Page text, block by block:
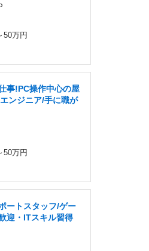
50万円
事!PC操作中心の屋
ンジニア/手に職が
50万円
ートスタッフ/ゲー
迎・ITスキル習得